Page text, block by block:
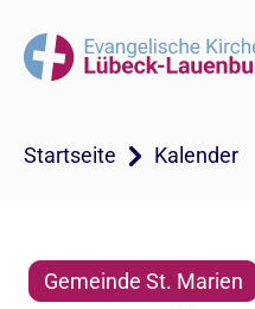
Startseite Kalender
Gemeinde St. Marien